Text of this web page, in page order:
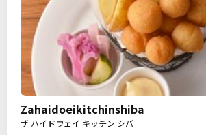
Zahaidoeikitchinshiba
ザ ハイドウェイ キッチン シバ